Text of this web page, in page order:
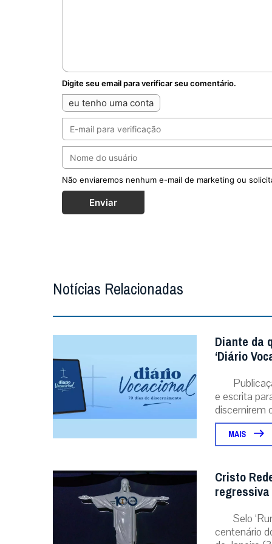
Digite seu email para verificar seu comentário.
eu tenho uma conta
Não enviaremos nenhum e-mail de marketing ou
Enviar
Notícias Relacionadas
Diante da
‘Diário
e escrita
discernirem
MAIS
Cristo
Selo
centenário